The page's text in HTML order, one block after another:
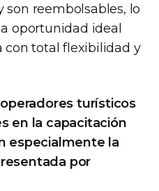
son reembolsables, lo
oportunidad ideal
con total flexibilidad y
operadores turísticos
en la capacitación
especialmente la
por